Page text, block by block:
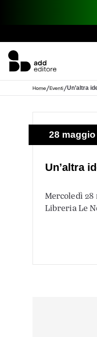
Home/Eventi/Un’altra
28 maggio
Un’altra
Mercoledì 28
Libreria Le